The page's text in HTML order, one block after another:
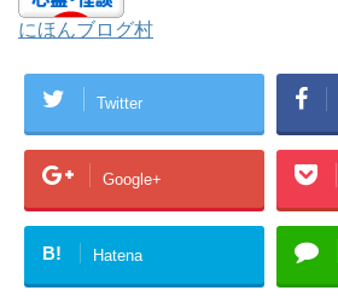
にほんブログ村
Twitter
Google+
B! Hatena